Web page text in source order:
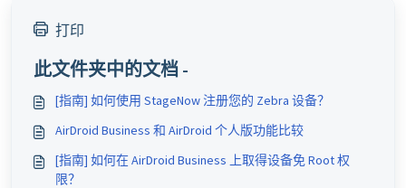
打印
此文件夹中的文档 -
[指南] 如何使用 StageNow 注册您的 Zebra 设备？
AirDroid Business 和 AirDroid 个人版功能比较
[指南] 如何在 AirDroid Business 上取得设备免 Root 权
限？